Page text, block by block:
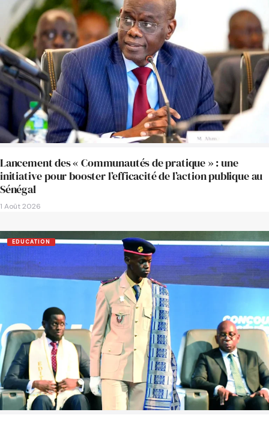
Lancement des « Communautés de pratique » : une
initiative pour booster l’efficacité de l’action publique au
Sénégal
1 Août 2026
EDUCATION